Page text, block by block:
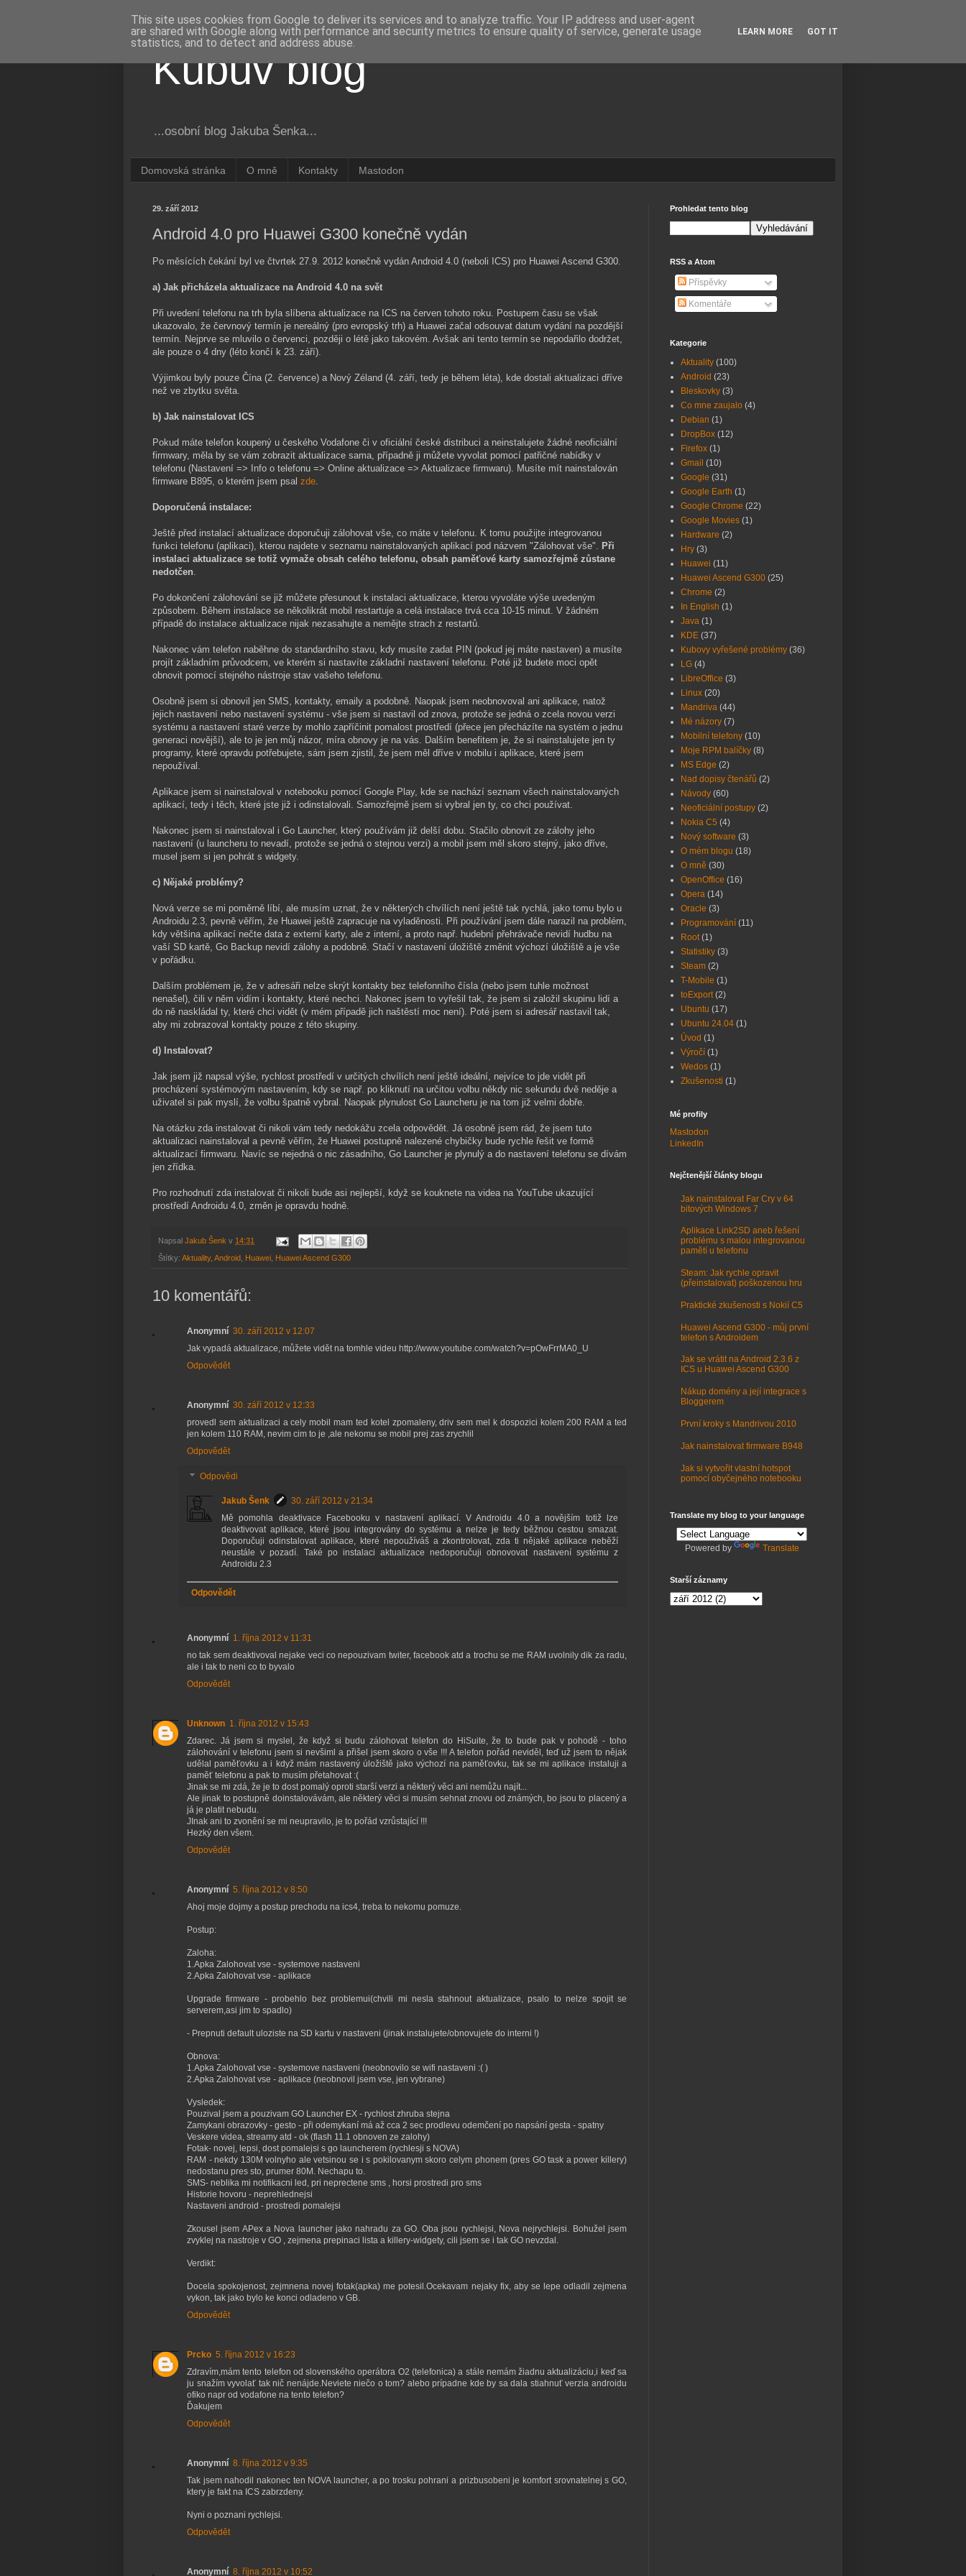
Kubův blog
...osobní blog Jakuba Šenka...
Domovská stránka O mně Kontakty Mastodon
29. září 2012
Android 4.0 pro Huawei G300 konečně vydán
Po měsících čekání byl ve čtvrtek 27.9. 2012 konečně vydán Android 4.0 (neboli ICS) pro Huawei Ascend G300.
a) Jak přicházela aktualizace na Android 4.0 na svět
Při uvedení telefonu na trh byla slíbena aktualizace na ICS na červen tohoto roku. Postupem času se však
ukazovalo, že červnový termín je nereálný (pro evropský trh) a Huawei začal odsouvat datum vydání na pozdější
termín. Nejprve se mluvilo o červenci, později o létě jako takovém. Avšak ani tento termín se nepodařilo dodržet,
ale pouze o 4 dny (léto končí k 23. září).
Výjimkou byly pouze Čína (2. července) a Nový Zéland (4. září, tedy je během léta), kde dostali aktualizaci dříve
než ve zbytku světa.
b) Jak nainstalovat ICS
Pokud máte telefon koupený u českého Vodafone či v oficiální české distribuci a neinstalujete žádné neoficiální
firmwary, měla by se vám zobrazit aktualizace sama, případně ji můžete vyvolat pomocí patřičné nabídky v
telefonu (Nastavení => Info o telefonu => Online aktualizace => Aktualizace firmwaru). Musíte mít nainstalován
firmware B895, o kterém jsem psal zde
Doporučená instalace:
Ještě před instalací aktualizace doporučuji zálohovat vše, co máte v telefonu. K tomu použijte integrovanou
funkci telefonu (aplikaci), kterou najdete v seznamu nainstalovaných aplikací pod názvem "Zálohovat vše".
Při
instalaci aktualizace se totiž vymaže obsah celého telefonu, obsah paměťové karty samozřejmě zůstane
nedotčen
Po dokončení zálohování se již můžete přesunout k instalaci aktualizace, kterou vyvoláte výše uvedeným
způsobem. Během instalace se několikrát mobil restartuje a celá instalace trvá cca 10-15 minut. V žádném
případě do instalace aktualizace nijak nezasahujte a nemějte strach z restartů.
Nakonec vám telefon naběhne do standardního stavu, kdy musíte zadat PIN (pokud jej máte nastaven) a musíte
projít základním průvodcem, ve kterém si nastavíte základní nastavení telefonu. Poté již budete moci opět
obnovit pomocí stejného nástroje stav vašeho telefonu.
Osobně jsem si obnovil jen SMS, kontakty, emaily a podobně. Naopak jsem neobnovoval ani aplikace, natož
jejich nastavení nebo nastavení systému - vše jsem si nastavil od znova, protože se jedná o zcela novou verzi
systému a nastavení staré verze by mohlo zapříčinit pomalost prostředí (přece jen přecházíte na systém o jednu
generaci novější), ale to je jen můj názor, míra obnovy je na vás. Dalším benefitem je, že si nainstalujete jen ty
programy, které opravdu potřebujete, sám jsem zjistil, že jsem měl dříve v mobilu i aplikace, které jsem
nepoužíval.
Aplikace jsem si nainstaloval v notebooku pomocí Google Play, kde se nachází seznam všech nainstalovaných
aplikací, tedy i těch, které jste již i odinstalovali. Samozřejmě jsem si vybral jen ty, co chci používat.
Nakonec jsem si nainstaloval i Go Launcher, který používám již delší dobu. Stačilo obnovit ze zálohy jeho
nastavení (u launcheru to nevadí, protože se jedná o stejnou verzi) a mobil jsem měl skoro stejný, jako dříve,
musel jsem si jen pohrát s widgety.
c) Nějaké problémy?
Nová verze se mi poměrně líbí, ale musím uznat, že v některých chvílích není ještě tak rychlá, jako tomu bylo u
Androidu 2.3, pevně věřím, že Huawei ještě zapracuje na vyladěnosti. Při používání jsem dále narazil na problém,
kdy většina aplikací nečte data z externí karty, ale z interní, a proto např. hudební přehrávače nevidí hudbu na
vaší SD kartě, Go Backup nevidí zálohy a podobně. Stačí v nastavení úložiště změnit výchozí úložiště a je vše
v pořádku.
Dalším problémem je, že v adresáři nelze skrýt kontakty bez telefonního čísla (nebo jsem tuhle možnost
nenašel), čili v něm vidím i kontakty, které nechci. Nakonec jsem to vyřešil tak, že jsem si založil skupinu lidí a
do ně naskládal ty, které chci vidět (v mém případě jich naštěstí moc není). Poté jsem si adresář nastavil tak,
aby mi zobrazoval kontakty pouze z této skupiny.
d) Instalovat?
Jak jsem již napsal výše, rychlost prostředí v určitých chvílích není ještě ideální, nejvíce to jde vidět při
procházení systémovým nastavením, kdy se např. po kliknutí na určitou volbu někdy nic sekundu dvě neděje a
uživatel si pak myslí, že volbu špatně vybral. Naopak plynulost Go Launcheru je na tom již velmi dobře.
Na otázku zda instalovat či nikoli vám tedy nedokážu zcela odpovědět. Já osobně jsem rád, že jsem tuto
aktualizaci nainstaloval a pevně věřím, že Huawei postupně nalezené chybičky bude rychle řešit ve formě
aktualizací firmwaru. Navíc se nejedná o nic zásadního, Go Launcher je plynulý a do nastavení telefonu se dívám
jen zřídka.
Pro rozhodnutí zda instalovat či nikoli bude asi nejlepší, když se kouknete na videa na YouTube ukazující
prostředí Androidu 4.0, změn je opravdu hodně.
Napsal Jakub Šenk v 14:31
Štítky: Aktuality, Android Huawei Huawei Ascend G300
10 komentářů:
Anonymní 30. září 2012 v 12:07
Jak vypadá aktualizace, můžete vidět na tomhle videu http://www.youtube.com/watch?v=pOwFrrMA0_U
Odpovědět
Anonymní 30. září 2012 v 12:33
provedl sem aktualizaci a cely mobil mam ted kotel zpomaleny, driv sem mel k dospozici kolem 200 RAM a ted
jen kolem 110 RAM, nevim cim to je ,ale nekomu se mobil prej zas zrychlil
Odpovědět
Odpovědi
Jakub Šenk
30. září 2012 v 21:34
Mě pomohla deaktivace Facebooku v nastavení aplikací. V Androidu 4.0 a novějším totiž lze
deaktivovat aplikace, které jsou integrovány do systému a nelze je tedy běžnou cestou smazat.
Doporučuji odinstalovat aplikace, které nepoužíváš a zkontrolovat, zda ti nějaké aplikace neběží
neustále v pozadí. Také po instalaci aktualizace nedoporučuji obnovovat nastavení systému z
Androidu 2.3
Odpovědět
Anonymní 1. října 2012 v 11:31
no tak sem deaktivoval nejake veci co nepouzivam twiter, facebook atd a trochu se me RAM uvolnily dik za radu,
ale i tak to neni co to byvalo
Odpovědět
Unknown 1. října 2012 v 15:43
Zdarec. Já jsem si myslel, že když si budu zálohovat telefon do HiSuite, že to bude pak v pohodě - toho
zálohování v telefonu jsem si nevšiml a přišel jsem skoro o vše !!! A telefon pořád neviděl, teď už jsem to nějak
udělal paměťovku a i když mám nastavený úložiště jako výchozí na paměťovku, tak se mi aplikace instaluji a
paměť telefonu a pak to musím přetahovat :(
Jinak se mi zdá, že je to dost pomalý oproti starší verzi a některý věci ani nemůžu najít...
Ale jinak to postupně doinstalovávám, ale některý věci si musím sehnat znovu od známých, bo jsou to placený a
já je platit nebudu.
JInak ani to zvonění se mi neupravilo, je to pořád vzrůstající !!!
Hezký den všem.
Odpovědět
Anonymní 5. října 2012 v 8:50
Ahoj moje dojmy a postup prechodu na ics4, treba to nekomu pomuze.
Postup:
Zaloha:
1.Apka Zalohovat vse - systemove nastaveni
2.Apka Zalohovat vse - aplikace
Upgrade firmware - probehlo bez problemui(chvili mi nesla stahnout aktualizace, psalo to nelze spojit se
serverem,asi jim to spadlo)
- Prepnuti default uloziste na SD kartu v nastaveni (jinak instalujete/obnovujete do interni !)
Obnova:
1.Apka Zalohovat vse - systemove nastaveni (neobnovilo se wifi nastaveni :( )
2.Apka Zalohovat vse - aplikace (neobnovil jsem vse, jen vybrane)
Vysledek:
Pouzival jsem a pouzivam GO Launcher EX - rychlost zhruba stejna
Zamykani obrazovky - gesto - při odemykaní má až cca 2 sec prodlevu odemčení po napsání gesta - spatny
Veskere videa, streamy atd - ok (flash 11.1 obnoven ze zalohy)
Fotak- novej, lepsi, dost pomalejsi s go launcherem (rychlesji s NOVA)
RAM - nekdy 130M volnyho ale vetsinou se i s pokilovanym skoro celym phonem (pres GO task a power killery)
nedostanu pres sto, prumer 80M. Nechapu to.
SMS- neblika mi notifikacni led, pri neprectene sms , horsi prostredi pro sms
Historie hovoru - neprehlednejsi
Nastaveni android - prostredi pomalejsi
Zkousel jsem APex a Nova launcher jako nahradu za GO. Oba jsou rychlejsi, Nova nejrychlejsi. Bohužel jsem
zvyklej na nastroje v GO , zejmena prepinaci lista a killery-widgety, cili jsem se i tak GO nevzdal.
Verdikt:
Docela spokojenost, zejmnena novej fotak(apka) me potesil.Ocekavam nejaky fix, aby se lepe odladil zejmena
vykon, tak jako bylo ke konci odladeno v GB.
Odpovědět
Prcko 5. října 2012 v 16:23
Zdravím,mám tento telefon od slovenského operátora O2 (telefonica) a stále nemám žiadnu aktualizáciu,i keď sa
ju snažím vyvolať tak nič nenájde.Neviete niečo o tom? alebo prípadne kde by sa dala stiahnuť verzia androidu
ofiko napr od vodafone na tento telefon?
Ďakujem
Odpovědět
Anonymní 8. října 2012 v 9:35
Tak jsem nahodil nakonec ten NOVA launcher, a po trosku pohrani a prizbusobeni je komfort srovnatelnej s GO,
ktery je fakt na ICS zabrzdeny.
Nyni o poznani rychlejsi.
Odpovědět
Anonymní 8. října 2012 v 10:52
Prohledat tento blog
RSS a Atom
Příspěvky
Komentáře
Kategorie
Aktuality (100)
Android (23)
Bleskovky (3)
Co mne zaujalo (4)
Debian (1)
DropBox (12)
Firefox (1)
Gmail (10)
Google (31)
Google Earth (1)
Google Chrome (22)
Google Movies (1)
Hardware (2)
Hry (3)
Huawei (11)
Huawei Ascend G300 (25)
Chrome (2)
In English (1)
Java (1)
KDE (37)
Kubovy vyřešené problémy (36)
LG (4)
LibreOffice (3)
Linux (20)
Mandriva (44)
Mé názory (7)
Mobilní telefony (10)
Moje RPM balíčky (8)
MS Edge (2)
Nad dopisy čtenářů (2)
Návody (60)
Neoficiální postupy (2)
Nokia C5 (4)
Nový software (3)
O mém blogu (18)
O mně (30)
OpenOffice (16)
Opera (14)
Oracle (3)
Programování (11)
Root (1)
Statistiky (3)
Steam (2)
T-Mobile (1)
toExport (2)
Ubuntu (17)
Ubuntu 24.04 (1)
Úvod (1)
Výročí (1)
Wedos (1)
Zkušenosti (1)
Mé profily
Mastodon
LinkedIn
Nejčtenější články blogu
Jak nainstalovat Far Cry v 64
bitových Windows 7
Aplikace Link2SD aneb řešení
problému s malou integrovanou
pamětí u telefonu
Steam: Jak rychle opravit
(přeinstalovat) poškozenou hru
Praktické zkušenosti s Nokií C5
Huawei Ascend G300 - můj první
telefon s Androidem
Jak se vrátit na Android 2.3.6 z
ICS u Huawei Ascend G300
Nákup domény a její integrace s
Bloggerem
První kroky s Mandrivou 2010
Jak nainstalovat firmware B948
Jak si vytvořit vlastní hotspot
pomocí obyčejného notebooku
Translate my blog to your language
Powered by Translate
Starší záznamy
This site uses cookies from Google to deliver its services and to analyze traffic. Your IP address and user-agent
are shared with Google along with performance and security metrics to ensure quality of service, generate usage
statistics, and to detect and address abuse.
LEARN MORE GOT IT